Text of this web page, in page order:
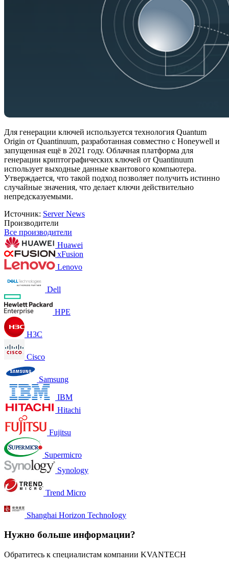
Для генерации ключей используется технология Quantum
Origin от Quantinuum, разработанная совместно с Honeywell и
запущенная ещё в 2021 году. Облачная платформа для
генерации криптографических ключей от Quantinuum
использует выходные данные квантового компьютера.
Утверждается, что такой подход позволяет получить истинно
случайные значения, что делает ключи действительно
непредсказуемыми.
Источник: Server News
Производители
Все производители
Huawei
xFusion
Lenovo
Dell
HPE
H3C
Cisco
Samsung
IBM
Hitachi
Fujitsu
Supermicro
Synology
Trend Micro
Shanghai Horizon TechnoIogy
Нужно больше информации?
Обратитесь к специалистам компании KVANTECH